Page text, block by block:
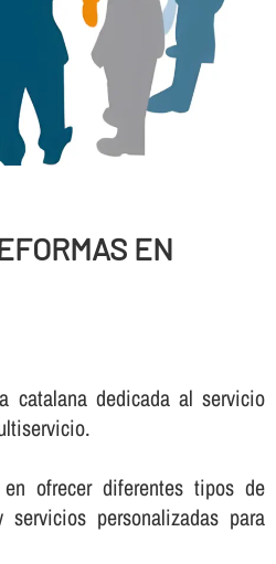
EN
catalana dedicada al servicio
ofrecer diferentes tipos de
personalizadas para